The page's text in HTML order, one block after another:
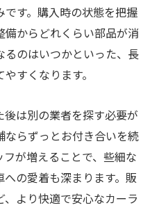
す。購入時の状態を把握
備からどれくらい部品が消
のはいつかといった、長
すくなります。
は別の業者を探す必要が
ならずっとお付き合いを続
が増えることで、些細な
の愛着も深まります。販
より快適で安心なカーラ